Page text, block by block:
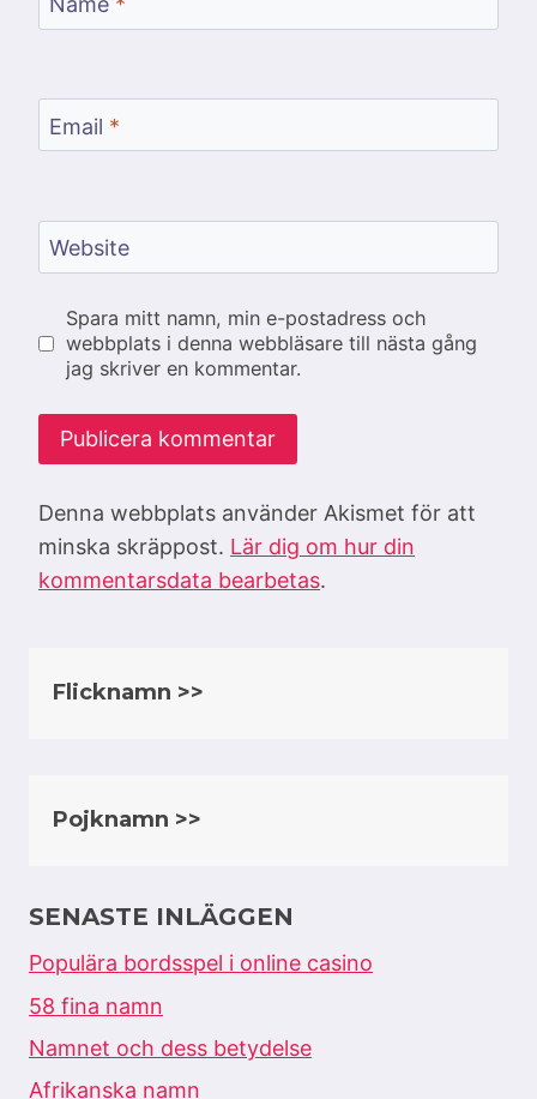
Email *
Website
Spara mitt namn, min e-postadress och
webbplats i denna webbläsare till nästa gång
jag skriver en kommentar.
Denna webbplats använder Akismet för att
minska skräppost. Lär dig om hur din
kommentarsdata bearbetas.
Flicknamn >>
Pojknamn >>
SENASTE INLÄGGEN
Populära bordsspel i online casino
58 fina namn
Namnet och dess betydelse
Afrikanska namn